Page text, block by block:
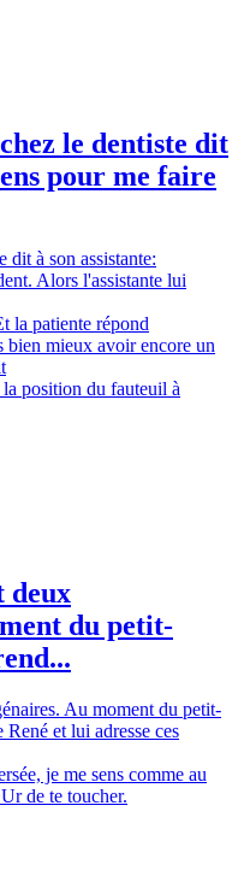
le dentiste dit
pour me faire
dit à son assistante:
Alors l'assistante lui
la patiente répond
bien mieux avoir encore un
la position du fauteuil à
deux
du petit-
Au moment du petit-
et lui adresse ces
je me sens comme au
de te toucher.